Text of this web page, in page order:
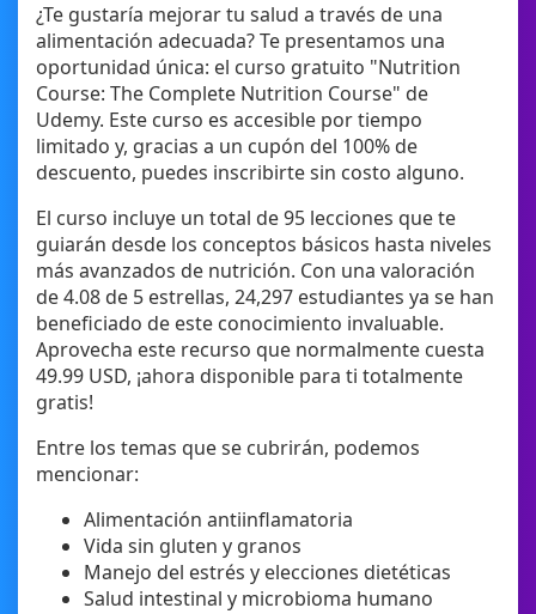
¿Te gustaría mejorar tu salud a través de una
alimentación adecuada? Te presentamos una
oportunidad única: el curso gratuito "Nutrition
Course: The Complete Nutrition Course" de
Udemy. Este curso es accesible por tiempo
limitado y, gracias a un cupón del 100% de
descuento, puedes inscribirte sin costo alguno.
El curso incluye un total de 95 lecciones que te
guiarán desde los conceptos básicos hasta niveles
más avanzados de nutrición. Con una valoración
de 4.08 de 5 estrellas, 24,297 estudiantes ya se han
beneficiado de este conocimiento invaluable.
Aprovecha este recurso que normalmente cuesta
49.99 USD, ¡ahora disponible para ti totalmente
gratis!
Entre los temas que se cubrirán, podemos
mencionar:
Alimentación antiinflamatoria
Vida sin gluten y granos
Manejo del estrés y elecciones dietéticas
Salud intestinal y microbioma humano